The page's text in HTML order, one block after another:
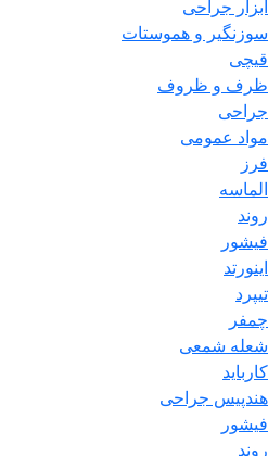
ابزار جراحی
سوزنگیر و هموستات
قیچی
ظرف و ظروف
جراحی
مواد عمومی
فرز
الماسه
روند
فیشور
اینورتد
تیپرد
چمفر
شعله شمعی
کارباید
هندپیس جراحی
فیشور
روند